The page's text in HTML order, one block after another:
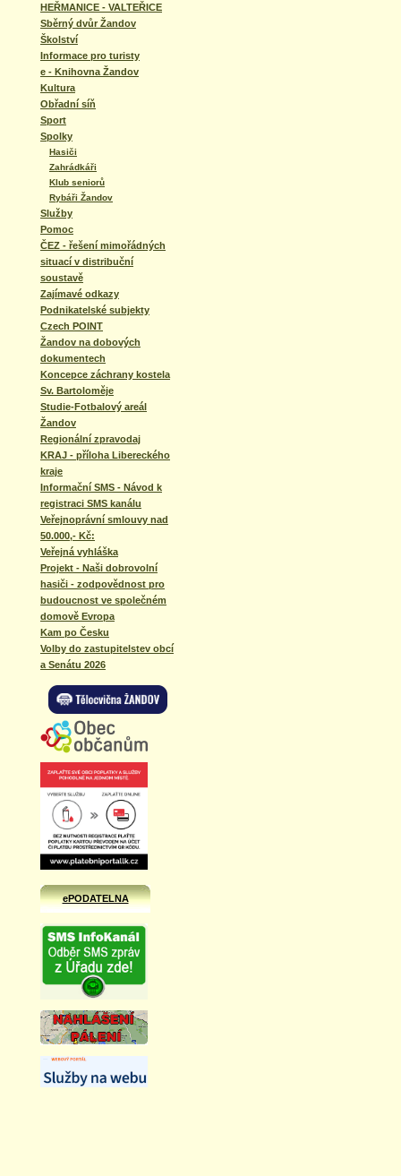
HEŘMANICE - VALTEŘICE
Sběrný dvůr Žandov
Školství
Informace pro turisty
e - Knihovna Žandov
Kultura
Obřadní síň
Sport
Spolky
Hasiči
Zahrádkáři
Klub seniorů
Rybáři Žandov
Služby
Pomoc
ČEZ - řešení mimořádných
situací v distribuční
soustavě
Zajímavé odkazy
Podnikatelské subjekty
Czech POINT
Žandov na dobových
dokumentech
Koncepce záchrany kostela
Sv. Bartoloměje
Studie-Fotbalový areál
Žandov
Regionální zpravodaj
KRAJ - příloha Libereckého
kraje
Informační SMS - Návod k
registraci SMS kanálu
Veřejnoprávní smlouvy nad
50.000,- Kč:
Veřejná vyhláška
Projekt - Naši dobrovolní
hasiči - zodpovědnost pro
budoucnost ve společném
domově Evropa
Kam po Česku
Volby do zastupitelstev obcí
a Senátu 2026
ePODATELNA